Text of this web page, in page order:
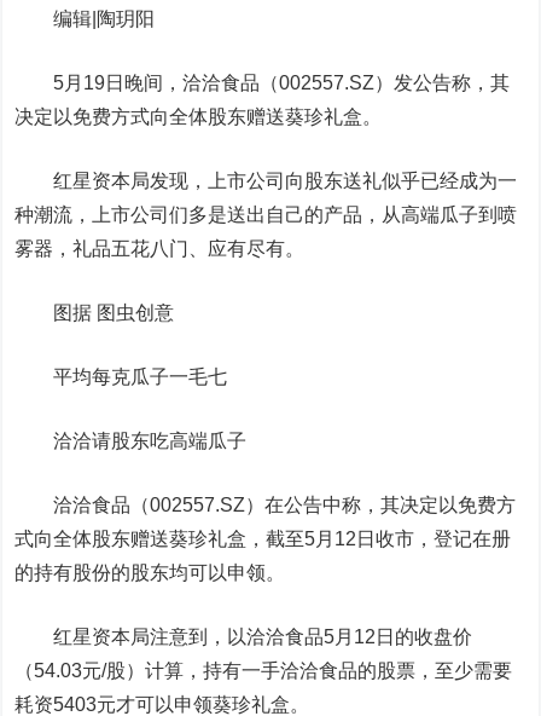
编辑|陶玥阳
5月19日晚间，洽洽食品 （002557.SZ）发公告称，其
决定以免费方式向全体股东赠送葵珍礼盒。
红星资本局发现，上市公司向股东送礼似乎已经成为一
种潮流，上市公司们多是送出自己的产品，从高端瓜子到喷
雾器，礼品五花八门、应有尽有。
图据 图虫创意
平均每克瓜子一毛七
洽洽请股东吃高端瓜子
洽洽食品（002557.SZ）在公告中称，其决定以免费方
式向全体股东赠送葵珍礼盒，截至5月12日收市，登记在册
的持有股份的股东均可以申领。
红星资本局注意到，以洽洽食品5月12日的收盘价
（54.03元/股）计算，持有一手洽洽食品的股票，至少需要
耗资5403元才可以申领葵珍礼盒。